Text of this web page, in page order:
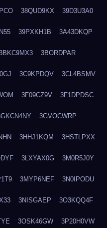
38QUD9KX 39D3U3A0
39PXKH1B 3A43DKQP
3BORDPAR
3C9KPDQV 3CL4BSMV
3F09CZ9V 3F1DPDSC
3GVOCWRP
3HHJ1KQM 3HSTLPXX
3LXYAX0G 3M0R5J0Y
3MYP6NEF 3N0IPODU
3NISGAEP 3O3KQQ4F
3OSK46GW 3P20H0VW